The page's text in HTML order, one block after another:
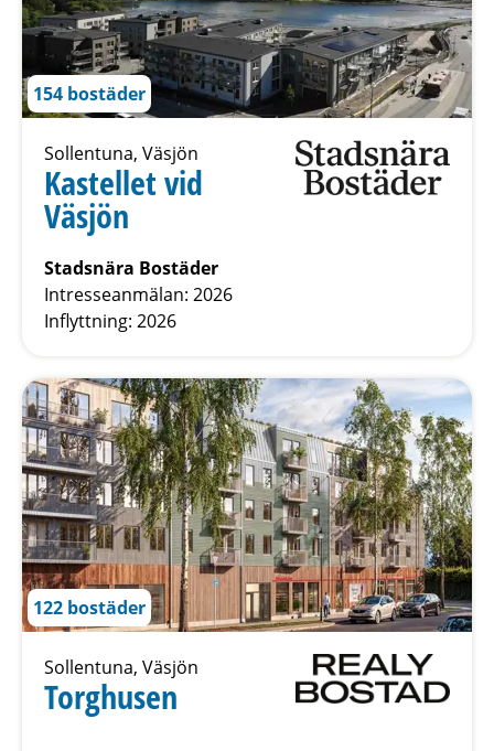
154 bostäder
Sollentuna, Väsjön
Kastellet vid
Väsjön
Stadsnära Bostäder
Intresseanmälan: 2026
Inflyttning: 2026
122 bostäder
Sollentuna, Väsjön
Torghusen